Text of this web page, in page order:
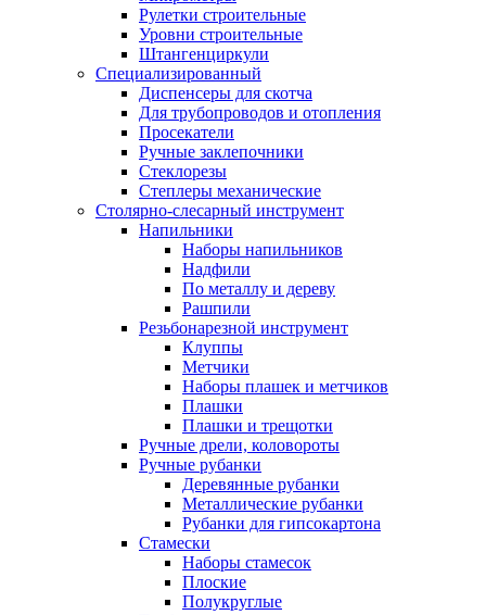
Рулетки строительные
Уровни строительные
Штангенциркули
Специализированный
Диспенсеры для скотча
Для трубопроводов и отопления
Просекатели
Ручные заклепочники
Стеклорезы
Степлеры механические
Столярно-слесарный инструмент
Напильники
Наборы напильников
Надфили
По металлу и дереву
Рашпили
Резьбонарезной инструмент
Клуппы
Метчики
Наборы плашек и метчиков
Плашки
Плашки и трещотки
Ручные дрели, коловороты
Ручные рубанки
Деревянные рубанки
Металлические рубанки
Рубанки для гипсокартона
Стамески
Наборы стамесок
Плоские
Полукруглые